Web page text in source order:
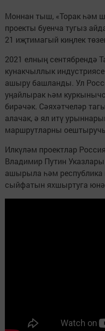
Моннан тыш, «Торак һәм
проекты буенча тугыз
21 иҗтимагый киңлек
2021 елның сентябрендә
кунакчыллык
ашыру башланды. Ул
уңайлырак һәм
бирәчәк. Сәяхәтчеләр
алачак, ә ял итү
маршрутларны
Илкүләм проектлар
Владимир Путин Указлары
ашырыла һәм
сыйфатын яхшыртуга